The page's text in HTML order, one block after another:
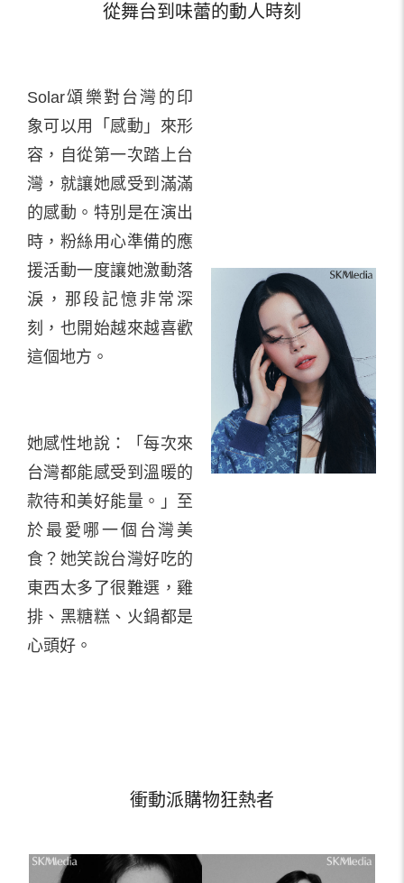
從舞台到味蕾的動人時刻
Solar頌樂對台灣的印
象可以用「感動」來形
容，自從第一次踏上台
灣，就讓她感受到滿滿
的感動。特別是在演出
時，粉絲用心準備的應
援活動一度讓她激動落
淚，那段記憶非常深
刻，也開始越來越喜歡
這個地方。
她感性地說：「每次來
台灣都能感受到溫暖的
款待和美好能量。」至
於最愛哪一個台灣美
食？她笑說台灣好吃的
東西太多了很難選，雞
排、黑糖糕、火鍋都是
心頭好。
衝動派購物狂熱者